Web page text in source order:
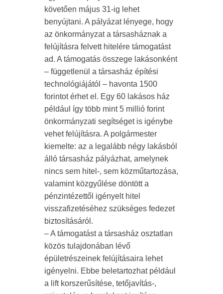
követően május 31-ig lehet
benyújtani. A pályázat lényege, hogy
az önkormányzat a társasháznak a
felújításra felvett hitelére támogatást
ad. A támogatás összege lakásonként
– függetlenül a társasház építési
technológiájától – havonta 1500
forintot érhet el. Egy 60 lakásos ház
például így több mint 5 millió forint
önkormányzati segítséget is igénybe
vehet felújításra. A polgármester
kiemelte: az a legalább négy lakásból
álló társasház pályázhat, amelynek
nincs sem hitel-, sem közműtartozása,
valamint közgyűlése döntött a
pénzintézettől igényelt hitel
visszafizetéséhez szükséges fedezet
biztosításáról.
– A támogatást a társasház osztatlan
közös tulajdonában lévő
épületrészeinek felújításaira lehet
igényelni. Ebbe beletartozhat például
a lift korszerűsítése, tetőjavítás-,